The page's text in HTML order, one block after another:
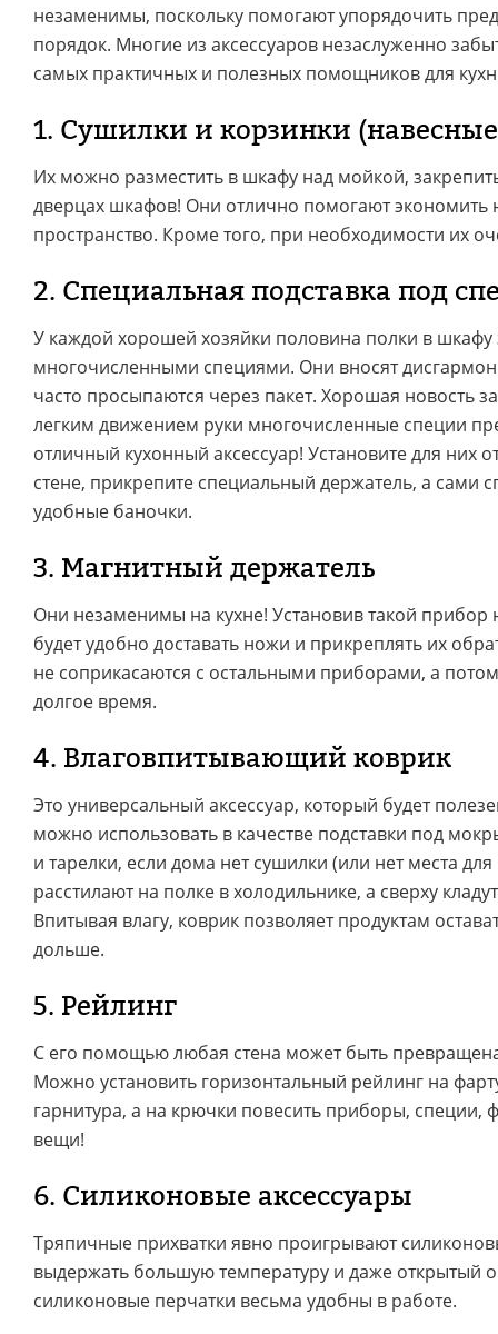
незаменимы, поскольку помогают упорядочить
порядок. Многие из аксессуаров незаслуженно
самых практичных и полезных помощников для
1. Сушилки и корзинки
Их можно разместить в шкафу над мойкой,
дверцах шкафов! Они отлично помогают экономить
пространство. Кроме того, при необходимости их
2. Специальная подставка под
У каждой хорошей хозяйки половина полки в шкафу
многочисленными специями. Они вносят
часто просыпаются через пакет. Хорошая новость
легким движением руки многочисленные специи
отличный кухонный аксессуар! Установите для них
стене, прикрепите специальный держатель, а сами
удобные баночки.
3. Магнитный держатель
Они незаменимы на кухне! Установив такой прибор
будет удобно доставать ножи и прикреплять их
не соприкасаются с остальными приборами, а
долгое время.
4. Влаговпитывающий коврик
Это универсальный аксессуар, который будет
можно использовать в качестве подставки под
и тарелки, если дома нет сушилки (или нет места
расстилают на полке в холодильнике, а сверху
Впитывая влагу, коврик позволяет продуктам
дольше.
5. Рейлинг
С его помощью любая стена может быть
Можно установить горизонтальный рейлинг на
гарнитура, а на крючки повесить приборы, специи,
вещи!
6. Силиконовые аксессуары
Тряпичные прихватки явно проигрывают
выдержать большую температуру и даже открытый
силиконовые перчатки весьма удобны в работе.